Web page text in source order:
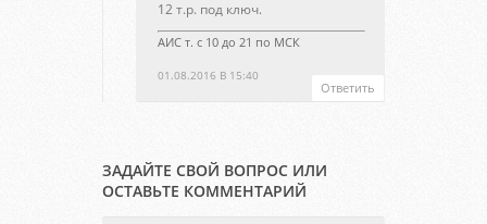
01.08.2016 В 15:40
12 т.р. под ключ.
АИС т. с 10 до 21 по МСК
Ответить
ЗАДАЙТЕ СВОЙ ВОПРОС ИЛИ
ОСТАВЬТЕ КОММЕНТАРИЙ